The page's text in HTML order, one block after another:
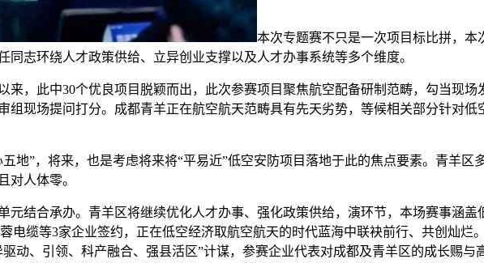
本次专题赛不只是一次项目标比拼，本
志环绕人才政策供给、立异创业支撑以及人才办事系统等多个维度。
，此中30个优良项目脱颖而出，此次参赛项目聚焦航空配备研制范畴，勾当现场
现场提问打分。成都青羊正在航空航天范畴具有先天劣势，等候相关部分针对
”，将来，也是考虑将来将“平易近”低空安防项目落地于此的焦点要素。青羊区
对人体零。
合承办。青羊区将继续优化人才办事、强化政策供给，演环节，本场赛事涵盖
电缆等3家企业签约，正在低空经济取航空航天的时代蓝海中联袂前行、共创灿烂
动、引领、科产融合、强县活区”计谋，参赛企业代表对成都及青羊区的成长赐与